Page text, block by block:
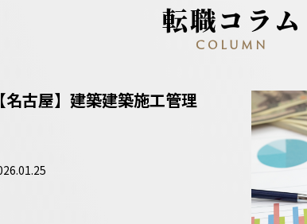
転職コラム
COLUMN
【名古屋】建築建築施工管理